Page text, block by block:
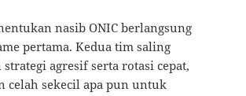
nasib ONIC berlangsung
pertama. Kedua tim saling
agresif serta rotasi cepat,
celah sekecil apa pun untuk